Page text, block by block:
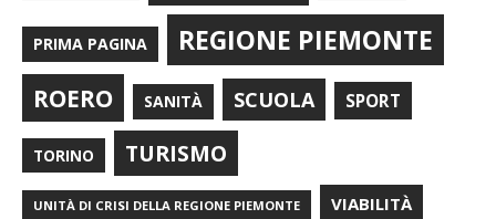
PRIMA PAGINA REGIONE PIEMONTE
ROERO SANITÀ SCUOLA SPORT
TORINO TURISMO
UNITÀ DI CRISI DELLA REGIONE PIEMONTE VIABILITÀ